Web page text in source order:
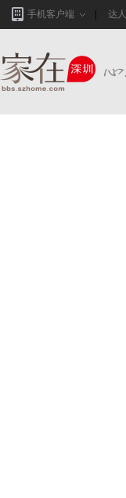
手机客户端 达人